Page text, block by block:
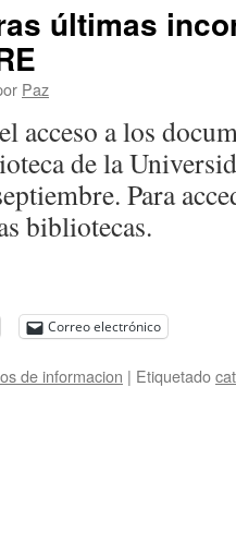
últimas
Paz
acceso a los
de la
Para
bibliotecas.
Correo electrónico
de informacion | Etiquetado